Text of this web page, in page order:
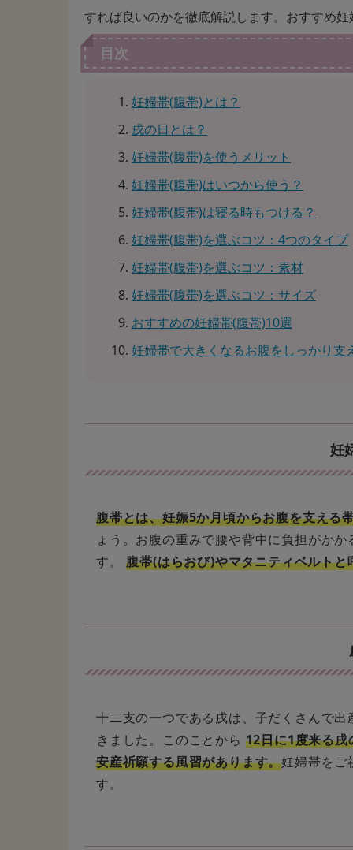
すれば良いのかを徹底解説します。おすすめ
目次
妊婦帯(腹帯)とは？
戌の日とは？
妊婦帯(腹帯)を使うメリット
妊婦帯(腹帯)はいつから使う？
妊婦帯(腹帯)は寝る時もつける？
妊婦帯(腹帯)を選ぶコツ：4つのタイプ
妊婦帯(腹帯)を選ぶコツ：素材
妊婦帯(腹帯)を選ぶコツ：サイズ
おすすめの妊婦帯(腹帯)10選
妊婦帯で大きくなるお腹をしっかり支
妊
腹帯とは、妊娠5か月頃からお腹を支える
ょう。お腹の重みで腰や背中に負担がか
す。腹帯(はらおび)やマタニティベルト
十二支の一つである戌は、子だくさんで
きました。このことから 12日に1度来る戌
安産祈願する風習があります。妊婦帯をご
す。